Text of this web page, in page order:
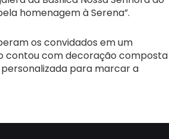
homenagem à Serena”.
os convidados em um
contou com decoração composta
para marcar a